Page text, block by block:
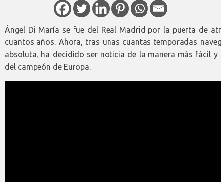
Ángel Di María se fue del Real Madrid por la puerta de
cuantos años. Ahora, tras unas cuantas temporadas
absoluta, ha decidido ser noticia de la manera más fácil y
del campeón de Europa.